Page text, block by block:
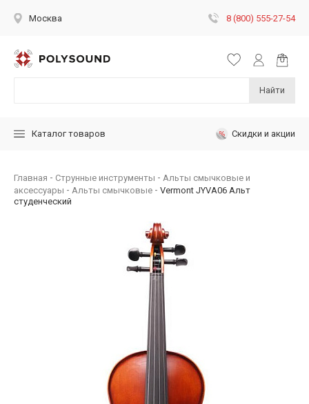
Москва 8 (800) 555-27-54
Найти
Каталог товаров Скидки и акции
Главная Струнные инструменты
Альты смычковые и
аксессуары
Альты смычковые
Vermont JYVA06 Альт
студенческий